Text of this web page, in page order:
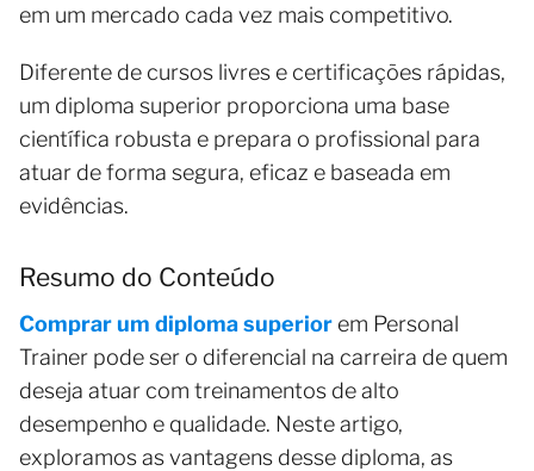
em um mercado cada vez mais competitivo.
Diferente de cursos livres e certificações rápidas,
um diploma superior proporciona uma base
científica robusta e prepara o profissional para
atuar de forma segura, eficaz e baseada em
evidências.
Resumo do Conteúdo
Comprar um diploma superior em Personal
Trainer pode ser o diferencial na carreira de quem
deseja atuar com treinamentos de alto
desempenho e qualidade. Neste artigo,
exploramos as vantagens desse diploma, as